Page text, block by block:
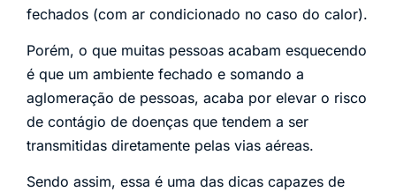
fechados (com ar condicionado no caso do calor).
Porém, o que muitas pessoas acabam esquecendo
é que um ambiente fechado e somando a
aglomeração de pessoas, acaba por elevar o risco
de contágio de doenças que tendem a ser
transmitidas diretamente pelas vias aéreas.
Sendo assim, essa é uma das dicas capazes de